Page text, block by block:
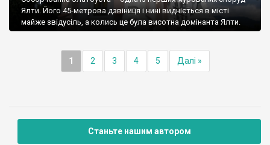
Ялти. Його 45-метрова дзвіниця і нині видніється в місті
майже звідусіль, а колись це була висотна домінанта Ялти.
1 2 3 4 5 Далі »
Станьте нашим автором